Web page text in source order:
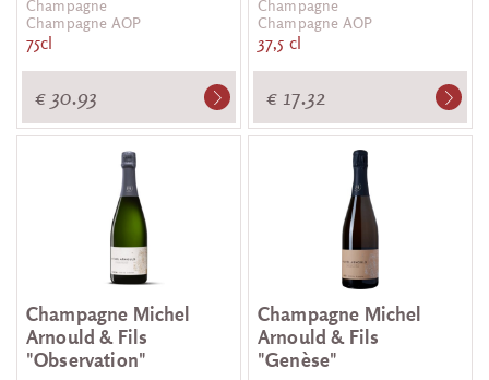
Champagne
Champagne AOP
75cl
€ 30.93
Champagne
Champagne AOP
37,5 cl
€ 17.32
Champagne Michel
Arnould & Fils
"Observation"
Champagne Michel
Arnould & Fils
"Genèse"